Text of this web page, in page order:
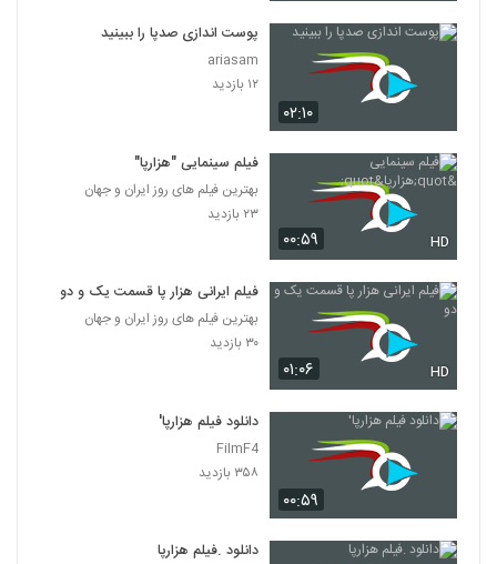
۰۲:۱۰
پوست اندازی صدپا را ببینید
ariasam
۱۲ بازدید
۰۰:۵۹ HD
فیلم سینمایی "هزارپا"
بهترین فیلم های روز ایران و جهان
۲۳ بازدید
۰۱:۰۶ HD
فیلم ایرانی هزار پا قسمت یک و دو
بهترین فیلم های روز ایران و جهان
۳۰ بازدید
۰۰:۵۹
دانلود فیلم هزارپا'
FilmF4
۳۵۸ بازدید
دانلود .فیلم هزارپا